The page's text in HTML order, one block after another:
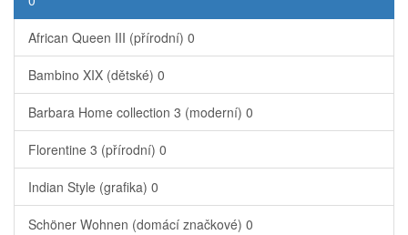
African Queen III (přírodní) 0
Bambino XIX (dětské) 0
Barbara Home collection 3 (moderní) 0
Florentine 3 (přírodní) 0
Indian Style (grafika) 0
Schöner Wohnen (domácí značkové) 0